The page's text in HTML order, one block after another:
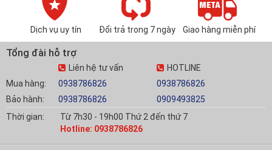
Dịch vụ uy tín Đổi trả trong 7 ngày Giao hàng miễn phí
Tổng đài hỗ trợ
Mua hàng:
Bảo hành:
Liên hệ tư vấn
0938786826
0938786826
HOTLINE
0938786826
0909493825
Thời gian:
Từ 7h30 - 19h00 Thứ 2 đến thứ 7
Hotline: 0938786826